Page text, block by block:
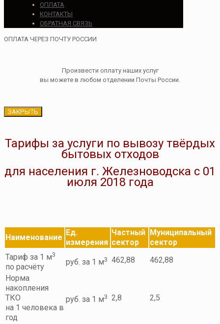
ОПЛАТА
КОНТАКТЫ
ОБРАТНАЯ СВЯЗЬ
ОПЛАТА ЧЕРЕЗ ПОЧТУ РОССИИ
Произвести оплату наших услуг
вы можете в любом отделении Почты России.
ЗАКРЫТЬ
Тарифы за услуги по вывозу твёрдых
бытовых отходов
для населения г. Железноводска с 01
июля 2018 года
Наименование
Ед.
измерения
Частный
сектор
Муниципальный
сектор
Тариф за 1 м3
по расчёту
руб. за 1 м3 462,88
462,88
Норма
накопления
ТКО
на 1 человека в
год
руб. за 1 м3 2,8 2,5